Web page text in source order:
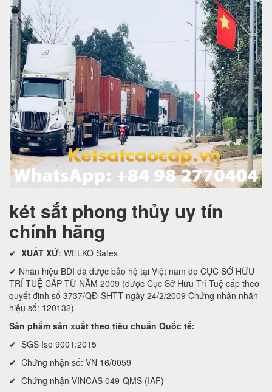
két sắt phong thủy uy tín
chính hãng
✔ XUẤT XỨ: WELKO Safes
✔ Nhãn hiệu BDI đã được bảo hộ tại Việt nam do CỤC SỞ HỮU
TRÍ TUỆ CẤP TỪ NĂM 2009 (được Cục Sở Hữu Trí Tuệ cấp theo
quyết định số 3737/QĐ-SHTT ngày 24/2/2009 Chứng nhận nhãn
hiệu số: 120132)
Sản phẩm sản xuất theo tiêu chuẩn Quốc tế:
✔ SGS Iso 9001:2015
✔ Chứng nhận số: VN 16/0059
✔ Chứng nhận VINCAS 049-QMS (IAF)